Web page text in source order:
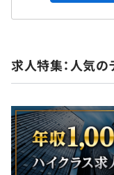
求人特集：人気